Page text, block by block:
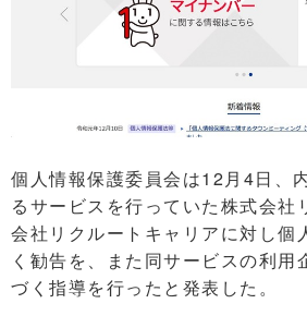
個人情報保護委員会は12月4日、
るサービスを行っていた株式会社
会社リクルートキャリアに対し個
く勧告を、また同サービスの利用
づく指導を行ったと発表した。